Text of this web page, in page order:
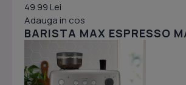
49.99 Lei
Adauga in cos
BARISTA MAX ESPRESSO